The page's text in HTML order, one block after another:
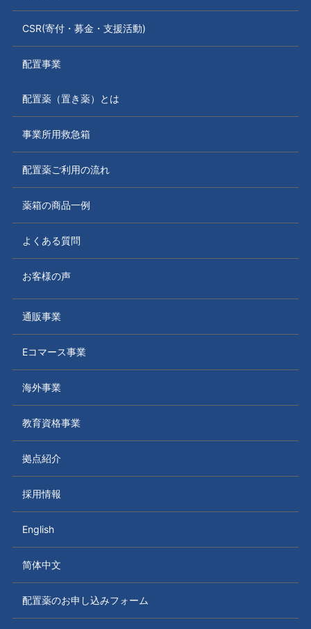
CSR(寄付・募金・支援活動)
配置事業
配置薬（置き薬）とは
事業所用救急箱
配置薬ご利用の流れ
薬箱の商品一例
よくある質問
お客様の声
通販事業
Eコマース事業
海外事業
教育資格事業
拠点紹介
採用情報
English
简体中文
配置薬のお申し込みフォーム